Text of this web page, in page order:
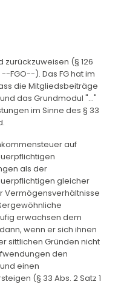
zurückzuweisen (§ 126
FGO--). Das FG hat im
die Mitgliedsbeiträge
das Grundmodul "..."
im Sinne des § 33
auf
als der
gleicher
Vermögensverhältnisse
erwachsen dem
wenn er sich ihnen
sittlichen Gründen nicht
den
einen
(§ 33 Abs. 2 Satz 1